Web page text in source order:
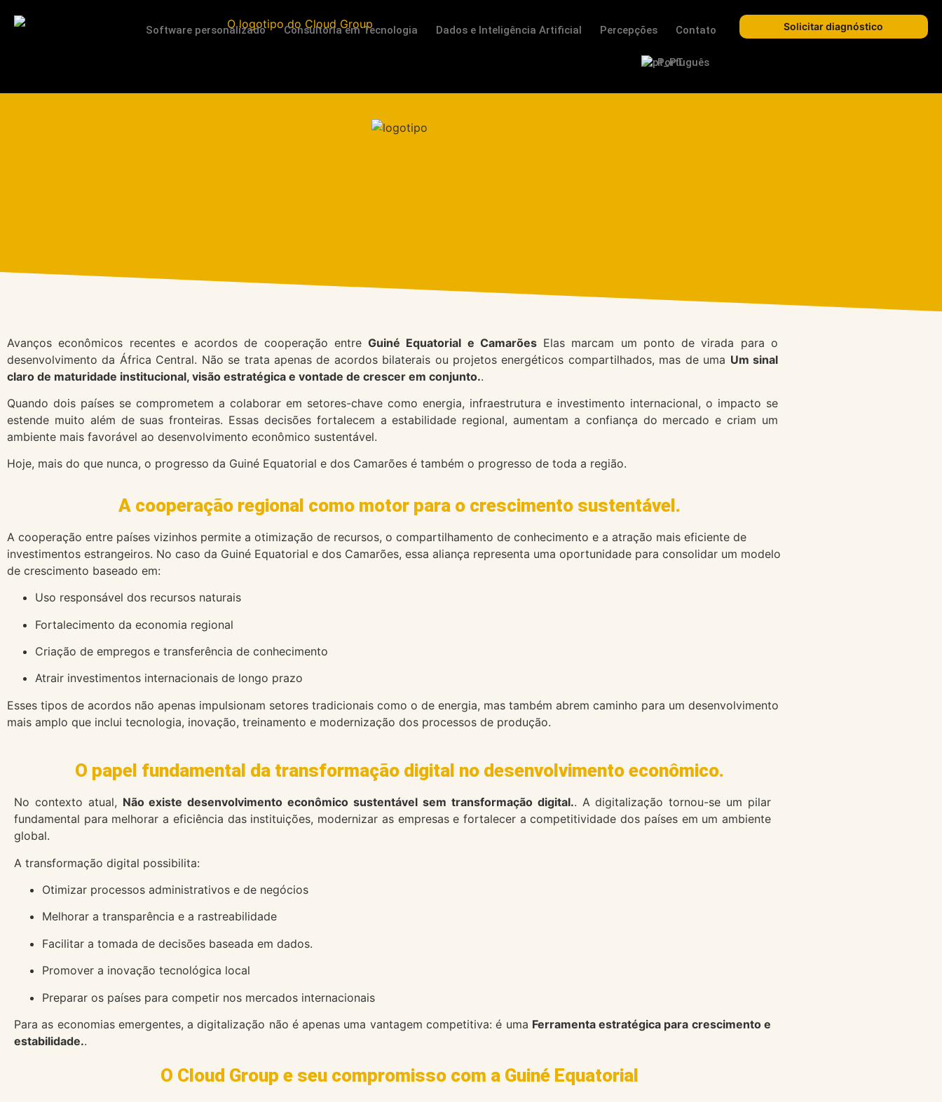
Software personalizado Consultoria em Tecnologia Dados e Inteligência Artificial Percepções Contato
Português
Solicitar diagnóstico
Avanços econômicos recentes e acordos de cooperação entreGuiné Equatorial e CamarõesElas marcam um ponto de virada para o
desenvolvimento da África Central. Não se trata apenas de acordos bilaterais ou projetos energéticos compartilhados, mas de uma Um sinal
claro de maturidade institucional, visão estratégica e vontade de crescer em conjunto..
Quando dois países se comprometem a colaborar em setores-chave como energia, infraestrutura e investimento internacional, o impacto se
estende muito além de suas fronteiras. Essas decisões fortalecem a estabilidade regional, aumentam a confiança do mercado e criam um
ambiente mais favorável ao desenvolvimento econômico sustentável.
Hoje, mais do que nunca, o progresso da Guiné Equatorial e dos Camarões é também o progresso de toda a região.
A cooperação regional como motor para o crescimento sustentável.
A cooperação entre países vizinhos permite a otimização de recursos, o compartilhamento de conhecimento e a atração mais eficiente de
investimentos estrangeiros. No caso da Guiné Equatorial e dos Camarões, essa aliança representa uma oportunidade para consolidar um modelo
de crescimento baseado em:
Uso responsável dos recursos naturais
Fortalecimento da economia regional
Criação de empregos e transferência de conhecimento
Atrair investimentos internacionais de longo prazo
Esses tipos de acordos não apenas impulsionam setores tradicionais como o de energia, mas também abrem caminho para um desenvolvimento
mais amplo que inclui tecnologia, inovação, treinamento e modernização dos processos de produção.
O papel fundamental da transformação digital no desenvolvimento econômico.
No contexto atual, Não existe desenvolvimento econômico sustentável sem transformação digital.. A digitalização tornou-se um pilar
fundamental para melhorar a eficiência das instituições, modernizar as empresas e fortalecer a competitividade dos países em um ambiente
global.
A transformação digital possibilita:
Otimizar processos administrativos e de negócios
Melhorar a transparência e a rastreabilidade
Facilitar a tomada de decisões baseada em dados.
Promover a inovação tecnológica local
Preparar os países para competir nos mercados internacionais
Para as economias emergentes, a digitalização não é apenas uma vantagem competitiva: é uma Ferramenta estratégica para crescimento e
estabilidade..
O Cloud Group e seu compromisso com a Guiné Equatorial